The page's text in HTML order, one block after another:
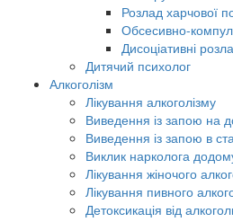
Розлад харчової
Обсесивно-
Дисоціативні
Дитячий психолог
Алкоголізм
Лікування алкоголізму
Виведення із запою на
Виведення із запою в
Виклик нарколога
Лікування жіночого
Лікування пивного
Детоксикація від